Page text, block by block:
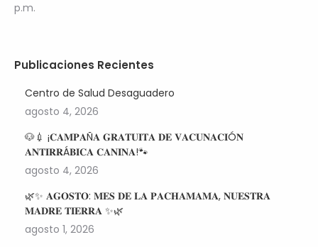
p.m.
Publicaciones Recientes
Centro de Salud Desaguadero
agosto 4, 2026
🐶💉 ¡𝐂𝐀𝐌𝐏𝐀Ñ𝐀 𝐆𝐑𝐀𝐓𝐔𝐈𝐓𝐀 𝐃𝐄 𝐕𝐀𝐂𝐔𝐍𝐀𝐂𝐈Ó𝐍
𝐀𝐍𝐓𝐈𝐑𝐑Á𝐁𝐈𝐂𝐀 𝐂𝐀𝐍𝐈𝐍𝐀!🐾
agosto 4, 2026
🌿✨ 𝐀𝐆𝐎𝐒𝐓𝐎: 𝐌𝐄𝐒 𝐃𝐄 𝐋𝐀 𝐏𝐀𝐂𝐇𝐀𝐌𝐀𝐌𝐀, 𝐍𝐔𝐄𝐒𝐓𝐑𝐀
𝐌𝐀𝐃𝐑𝐄 𝐓𝐈𝐄𝐑𝐑𝐀 ✨🌿
agosto 1, 2026